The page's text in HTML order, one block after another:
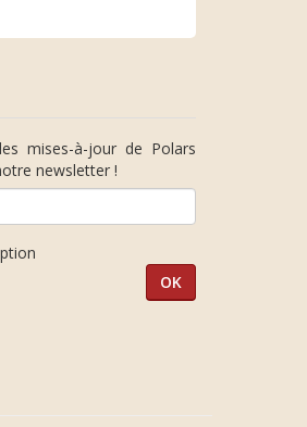
mises-à-jour de Polars
newsletter !